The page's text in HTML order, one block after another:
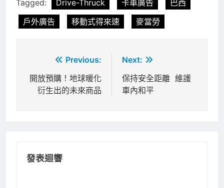
Tagged: Drive-Thruck 卡車廣告
巴西
戶外廣告
移動式得來速 麥當勞
章
Previous:
開放預購！地球暖化
衍生出的未來商品
Next:
保持安全距離 維護
車內和平
發表迴響